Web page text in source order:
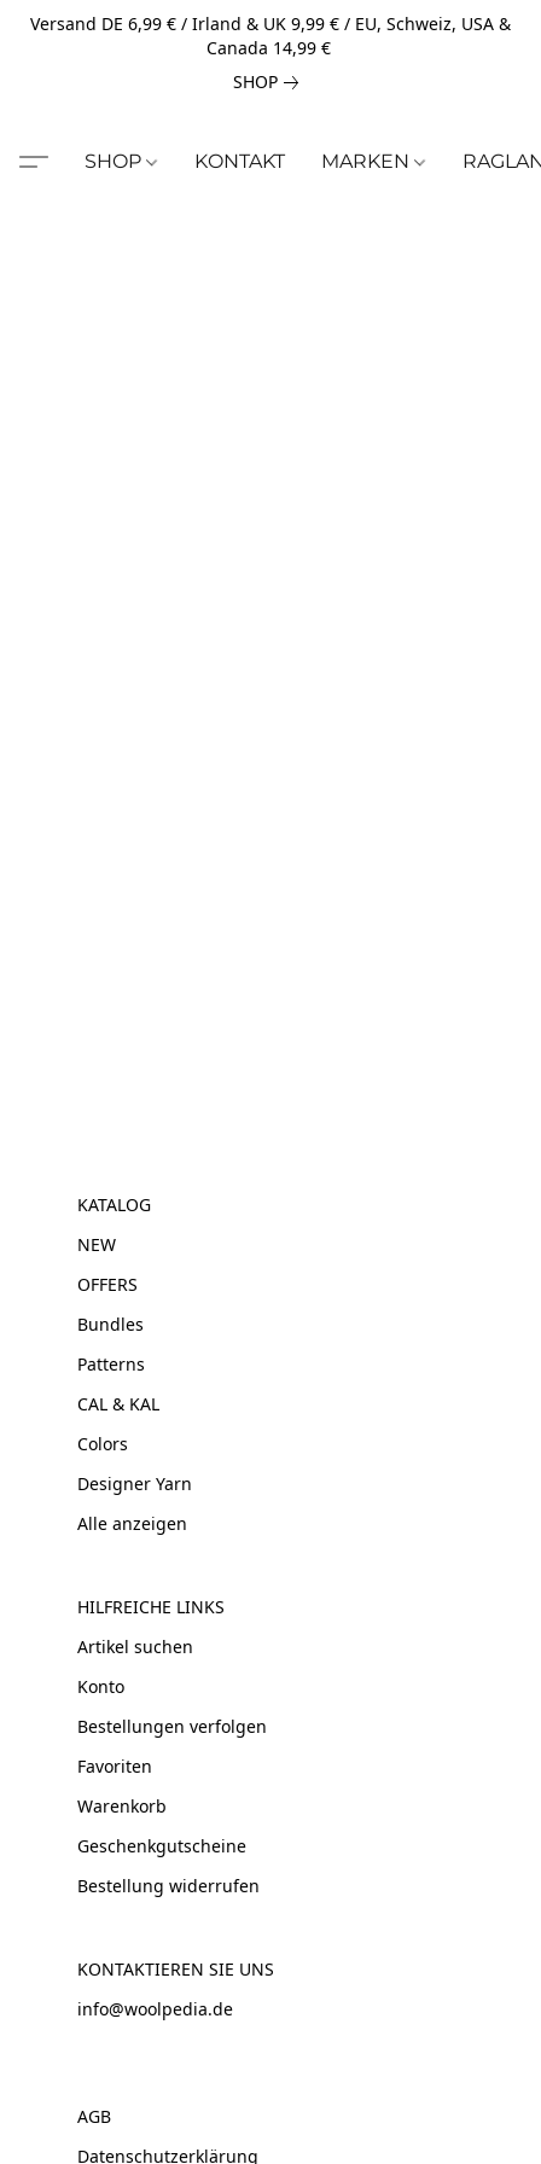
Versand DE 6,99 € / Irland & UK 9,99 € / EU, Schweiz, USA &
Canada 14,99 €
SHOP
SHOP KONTAKT MARKEN
KATALOG
NEW
OFFERS
Bundles
Patterns
CAL & KAL
Colors
Designer Yarn
Alle anzeigen
HILFREICHE LINKS
Artikel suchen
Konto
Bestellungen verfolgen
Favoriten
Warenkorb
Geschenkgutscheine
Bestellung widerrufen
KONTAKTIEREN SIE UNS
info@woolpedia.de
AGB
Datenschutzerklärung